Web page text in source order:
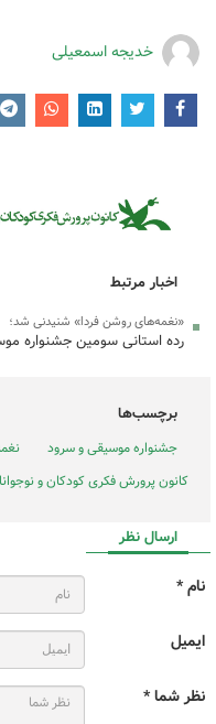
خدیجه اسمعیلی
اخبار مرتبط
«نغمه‌های روشن فردا» شنیدنی شد؛
رده استانی سومین جشنواره
برچسب‌ها
جشنواره موسیقی و سرود
کانون پرورش فکری کودکان و
ارسال نظر
نام *
ایمیل
نظر شما *